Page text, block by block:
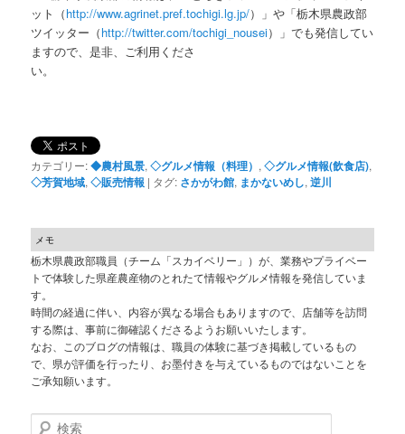
ット（http://www.agrinet.pref.tochigi.lg.jp/）」や「栃木県農政部
ツイッター（http://twitter.com/tochigi_nousei）」でも発信してい
ますので、是非、ご利用くださ
カテゴリー:◆農村風景,◇グルメ情報（料理） ,◇グルメ情報(飲食店),
◇芳賀地域,◇販売情報 | タグ: さかがわ館, まかないめし,逆川
メモ
栃木県農政部職員（チーム「スカイベリー」）が、業務やプライベー
トで体験した県産農産物のとれたて情報やグルメ情報を発信していま
す。
時間の経過に伴い、内容が異なる場合もありますので、店舗等を訪問
する際は、事前に御確認くださるようお願いいたします。
なお、このブログの情報は、職員の体験に基づき掲載しているもの
で、県が評価を行ったり、お墨付きを与えているものではないことを
ご承知願います。
検索